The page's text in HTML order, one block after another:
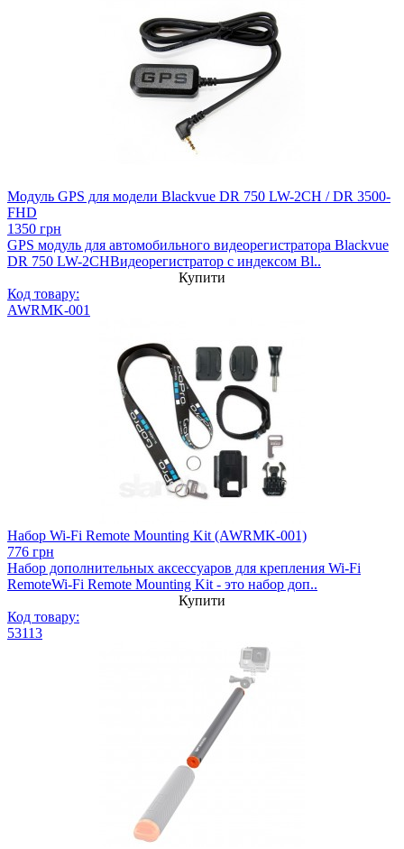
Модуль GPS для модели Blackvue DR 750 LW-2CH / DR 3500-
FHD
1350 грн
GPS модуль для автомобильного видеорегистратора Blackvue
DR 750 LW-2CHВидеорегистратор с индексом Bl..
Купити
Код товару:
AWRMK-001
Набор Wi-Fi Remote Mounting Kit (AWRMK-001)
776 грн
Набор дополнительных аксессуаров для крепления Wi-Fi
RemoteWi-Fi Remote Mounting Kit - это набор доп..
Купити
Код товару:
53113